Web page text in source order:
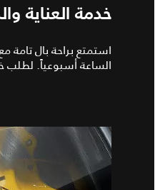
خدمة العناية
استمتع براحة بال
الساعة أسبوعياً.